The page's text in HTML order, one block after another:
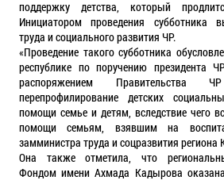
поддержку детства, который
Инициатором проведения субботника
труда и социального развития ЧР.
«Проведение такого субботника
республике по поручению президента
распоряжением Правительства
перепрофилирование детских
помощи семье и детям, вследствие чего
помощи семьям, взявшим на
замминистра труда и соцразвития
Она также отметила, что
Фондом имени Ахмада Кадырова